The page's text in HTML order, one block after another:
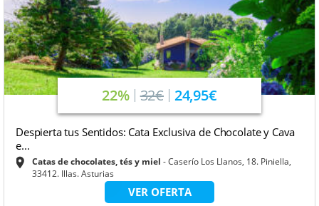
22% 32€ 24,95€
Despierta tus Sentidos: Cata Exclusiva de Chocolate y Cava
e...
Catas de chocolates, tés y miel
Caserío Los Llanos, 18. Piniella,
33412. Illas. Asturias
VER OFERTA